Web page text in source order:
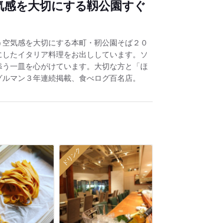
を大切にする靱公園すぐ
気感を大切にする本町・靭公園そば２０
たイタリア料理をお出ししています。ソ
一皿を心がけています。大切な方と「ほ
マン３年連続掲載、食べログ百名店。
ドリンク